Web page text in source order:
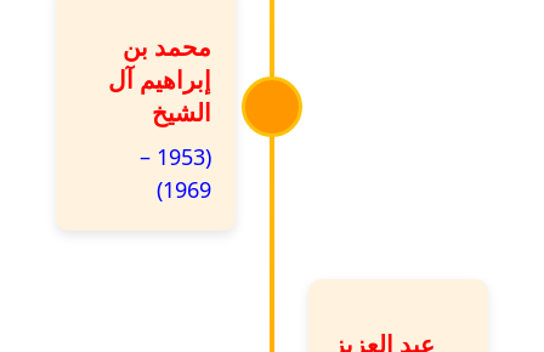
محمد بن
إبراهيم آل
الشيخ
(1953 –
1969)
عبد العزيز